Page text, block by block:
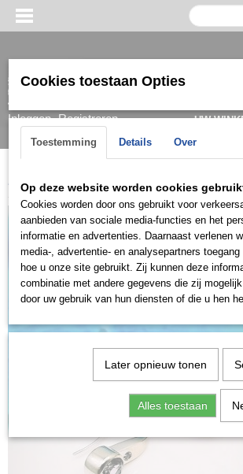
Inloggen Registreren
UW
Home > Oorbel> Zilver >OZD0805
Cookies toestaan Opties
Toestemming Details Over
Op deze website worden cookies
Cookies worden door ons gebruikt voor
aanbieden van sociale media-functies en het
informatie en advertenties. Daarnaast verlenen
media-, advertentie- en analysepartners
hoe u onze site gebruikt. Zij kunnen deze
combinatie met andere gegevens die zij
door uw gebruik van hun diensten of die u hen
Later opnieuw tonen
Alles toestaan